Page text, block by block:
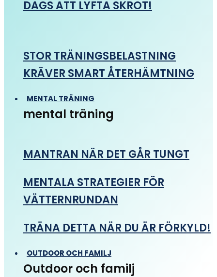
DAGS ATT LYFTA SKROT!
STOR TRÄNINGSBELASTNING
KRÄVER SMART ÅTERHÄMTNING
MENTAL TRÄNING
mental träning
MANTRAN NÄR DET GÅR TUNGT
MENTALA STRATEGIER FÖR
VÄTTERNRUNDAN
TRÄNA DETTA NÄR DU ÄR FÖRKYLD!
OUTDOOR OCH FAMILJ
Outdoor och familj